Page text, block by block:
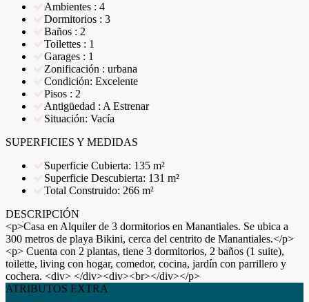
Ambientes : 4
Dormitorios : 3
Baños : 2
Toilettes : 1
Garages : 1
Zonificación : urbana
Condición: Excelente
Pisos : 2
Antigüedad : A Estrenar
Situación: Vacía
SUPERFICIES Y MEDIDAS
Superficie Cubierta: 135 m²
Superficie Descubierta: 131 m²
Total Construido: 266 m²
DESCRIPCIÓN
<p>Casa en Alquiler de 3 dormitorios en Manantiales. Se ubica a
300 metros de playa Bikini, cerca del centrito de Manantiales.</p>
<p> Cuenta con 2 plantas, tiene 3 dormitorios, 2 baños (1 suite),
toilette, living con hogar, comedor, cocina, jardín con parrillero y
cochera. <div> </div><div><br></div></p>
ATRIBUTOS EXTRA